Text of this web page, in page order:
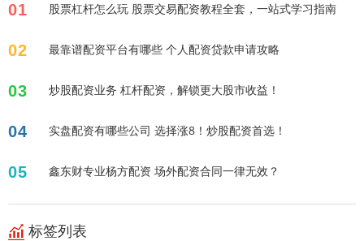
01 股票杠杆怎么玩 股票交易配资教程全套，一站式学习指南
02 最靠谱配资平台有哪些 个人配资贷款申请攻略
03 炒股配资业务 杠杆配资，解锁更大股市收益！
04 实盘配资有哪些公司 选择涨8！炒股配资首选！
05 鑫东财专业杨方配资 场外配资合同一律无效？
标签列表